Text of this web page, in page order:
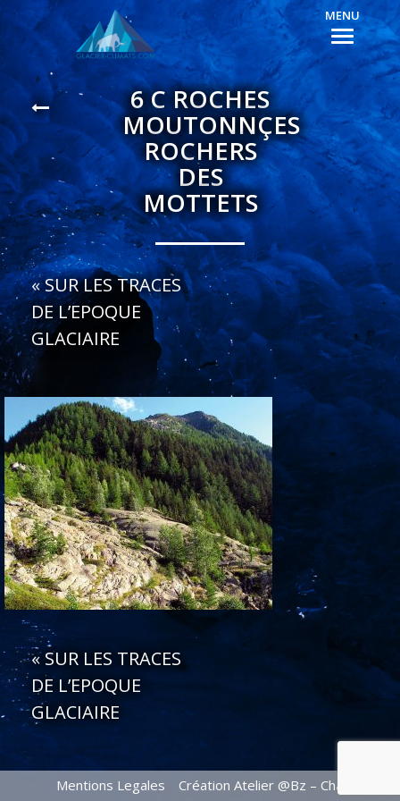
MENU
6 C ROCHES
MOUTONNÇES
ROCHERS
DES
MOTTETS
«SUR LES TRACES
DE L’EPOQUE
GLACIAIRE
«SUR LES TRACES
DE L’EPOQUE
GLACIAIRE
Mentions Legales Création Atelier @Bz – Chamonix